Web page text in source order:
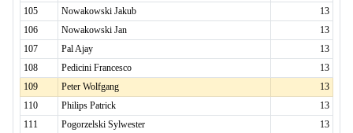
105
Nowakowski Jakub
13
106
Nowakowski Jan
13
107
Pal Ajay
13
108
Pedicini Francesco
13
109
Peter Wolfgang
13
110
Philips Patrick
13
111
Pogorzelski Sylwester
13